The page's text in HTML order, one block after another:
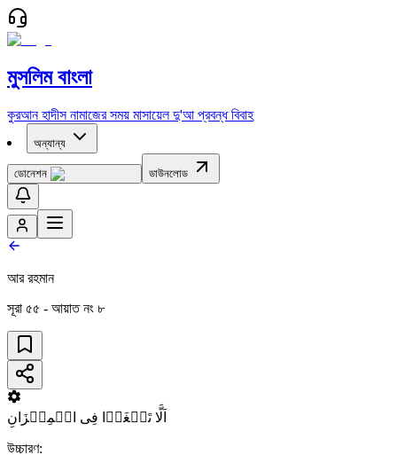
মুসলিম বাংলা
কুরআন হাদীস নামাজের সময় মাসায়েল দু'আ প্রবন্ধ বিবাহ
অন্যান্য
ডোনেশন ডাউনলোড
আর রহমান
সূরা ৫৫ - আয়াত নং ৮
اَلَّا تَطۡغَوۡا فِی الۡمِیۡزَانِ
উচ্চারণ: